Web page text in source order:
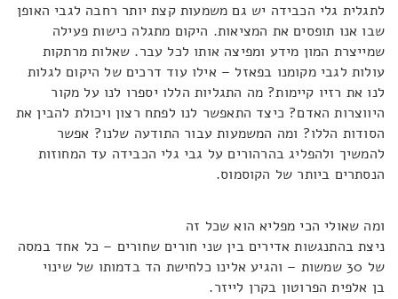
לתגלית גלי הכבידה יש גם משמעות קצת יותר רחבה לגבי האופן
שבו אנו תופסים את המציאות. היקום מתגלה כישות פעילה
שמייצרת המון מידע ומפיצה אותו לכל עבר. שאלות מרתקות
עולות לגבי מקומנו בפאזל – אילו עוד דרכים של היקום לגלות
לנו את רזיו קיימות? מה התגליות הללו יספרו לנו על מקור
היווצרות האדם? כיצד התאפשר לנו לפתח רצון ויכולת להבין את
הסודות הללו? ומה המשמעות עבור התודעה שלנו? אפשר
להמשיך ולהפליג בהרהורים על גבי גלי הכבידה עד המחוזות
הנסתרים ביותר של הקוסמוס.
ומה שאולי הכי מפליא הוא שכל זה
ניצת בהתנגשות אדירים בין שני חורים שחורים – כל אחד במסה
של 30 שמשות – והגיע אלינו כלחישת הד בדמותו של שינוי
בן אלפית הפרוטון בקרן לייזר.